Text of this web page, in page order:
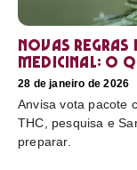
Novas regras
medicinal: o
28 de janeiro de 2026
Anvisa vota pacote
THC, pesquisa e
preparar.